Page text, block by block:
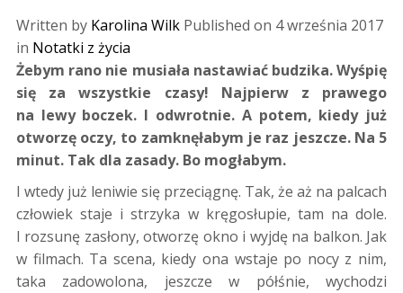
Written by Karolina Wilk Published on 4 września 2017
in Notatki z życia
Żebym rano nie musiała nastawiać budzika. Wyśpię
się za wszystkie czasy! Najpierw z prawego
na lewy boczek. I odwrotnie. A potem, kiedy już
otworzę oczy, to zamknęłabym je raz jeszcze. Na 5
minut. Tak dla zasady. Bo mogłabym.
I wtedy już leniwie się przeciągnę. Tak, że aż na palcach
człowiek staje i strzyka w kręgosłupie, tam na dole.
I rozsunę zasłony, otworzę okno i wyjdę na balkon. Jak
w filmach. Ta scena, kiedy ona wstaje po nocy z nim,
taka zadowolona, jeszcze w półśnie, wychodzi